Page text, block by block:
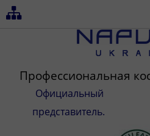
Профессиональная
Официальный
представитель.